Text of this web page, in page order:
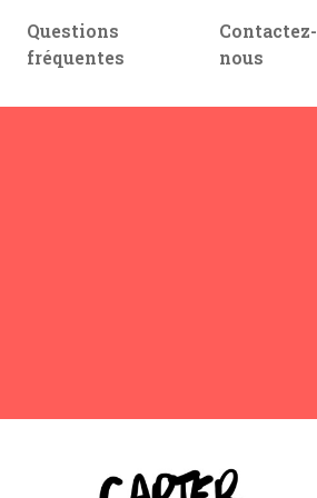
Questions
fréquentes
Contactez-
nous